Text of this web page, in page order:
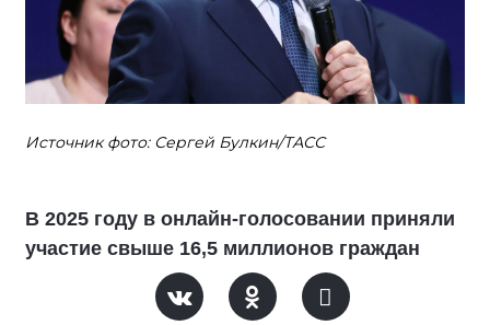
Источник фото: Сергей Булкин/ТАСС
В 2025 году в онлайн-голосовании приняли
участие свыше 16,5 миллионов граждан